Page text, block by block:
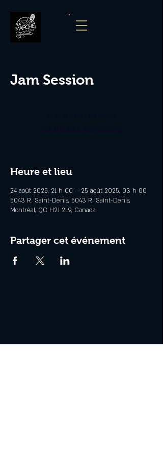
Jam Session
Heure et lieu
24 août 2025, 21 h 00 – 25 août 2025, 03 h 00
5043 R. Saint-Denis, 5043 R. Saint-Denis,
Montréal, QC H2J 2L9, Canada
Partager cet événement